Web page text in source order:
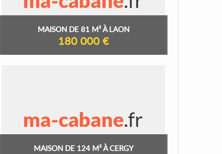
MAISON DE 81 M² À LAON
180 000 €
MAISON DE 124 M² À CERGY